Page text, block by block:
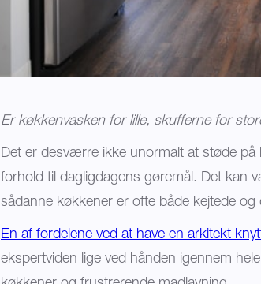
Er køkkenvasken for lille, skufferne for
Det er desværre ikke unormalt at støde
forhold til dagligdagens gøremål. Det kan
sådanne køkkener er ofte både kejtede
En af fordelene ved at have en arkitekt
ekspertviden lige ved hånden igennem